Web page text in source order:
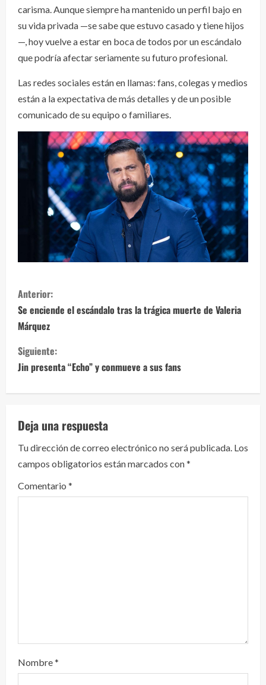
carisma. Aunque siempre ha mantenido un perfil bajo en
su vida privada —se sabe que estuvo casado y tiene hijos
—, hoy vuelve a estar en boca de todos por un escándalo
que podría afectar seriamente su futuro profesional.
Las redes sociales están en llamas: fans, colegas y medios
están a la expectativa de más detalles y de un posible
comunicado de su equipo o familiares.
S
i
g
u
e
l
e
y
e
Anterior:
Se enciende el escándalo tras la trágica muerte de Valeria
Márquez
Siguiente:
Jin presenta “Echo” y conmueve a sus fans
Deja una respuesta
Tu dirección de correo electrónico no será publicada. Los
campos obligatorios están marcados con*
Comentario *
Nombre*